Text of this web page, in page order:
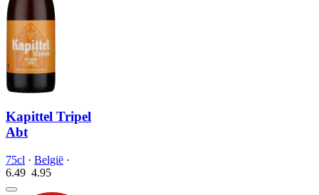
Kapittel Tripel
Abt
75cl · België ·
6.49 4.95